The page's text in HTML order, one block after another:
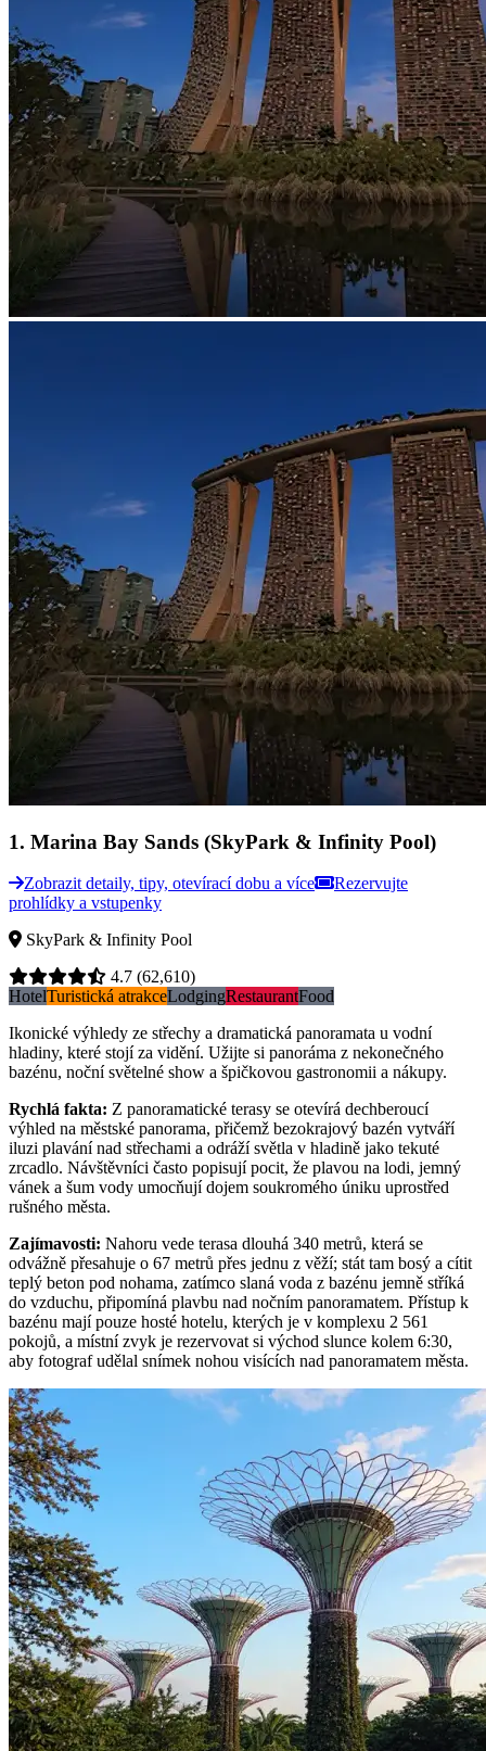
1. Marina Bay Sands (SkyPark & Infinity Pool)
Zobrazit detaily, tipy, otevírací dobu a více
Rezervujte
prohlídky a vstupenky
SkyPark & Infinity Pool
4.7 (62,610)
HotelTuristická atrakceLodgingRestaurantFood
Ikonické výhledy ze střechy a dramatická panoramata u vodní
hladiny, které stojí za vidění. Užijte si panoráma z nekonečného
bazénu, noční světelné show a špičkovou gastronomii a nákupy.
Rychlá fakta: Z panoramatické terasy se otevírá dechberoucí
výhled na městské panorama, přičemž bezokrajový bazén vytváří
iluzi plavání nad střechami a odráží světla v hladině jako tekuté
zrcadlo. Návštěvníci často popisují pocit, že plavou na lodi, jemný
vánek a šum vody umocňují dojem soukromého úniku uprostřed
rušného města.
Zajímavosti: Nahoru vede terasa dlouhá 340 metrů, která se
odvážně přesahuje o 67 metrů přes jednu z věží; stát tam bosý a cítit
teplý beton pod nohama, zatímco slaná voda z bazénu jemně stříká
do vzduchu, připomíná plavbu nad nočním panoramatem. Přístup k
bazénu mají pouze hosté hotelu, kterých je v komplexu 2 561
pokojů, a místní zvyk je rezervovat si východ slunce kolem 6:30,
aby fotograf udělal snímek nohou visících nad panoramatem města.